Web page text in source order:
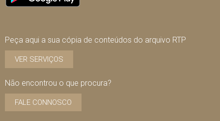
Peça aqui a sua cópia de conteúdos do arquivo RTP
VER SERVIÇOS
Não encontrou o que procura?
FALE CONNOSCO